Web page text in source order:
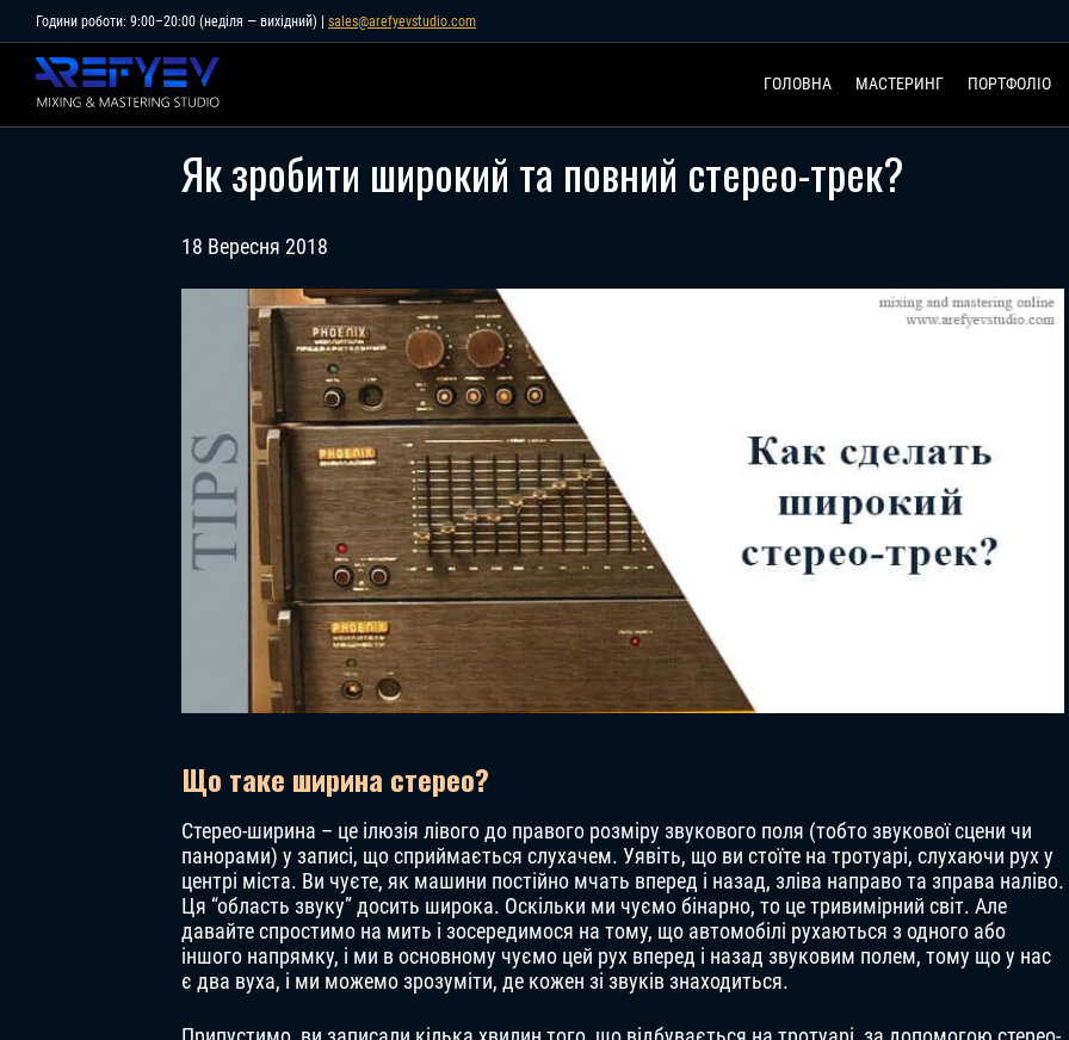
to
content
Години роботи: 9:00–20:00 (неділя — вихідний) | sales@arefyevstudio.com
ГОЛОВНА МАСТЕРИНГ ПОРТФОЛІО
Як зробити широкий та повний стерео-трек?
18 Вересня 2018
Що таке ширина стерео?
Стерео-ширина – це ілюзія лівого до правого розміру звукового поля (тобто звукової сцени чи
панорами) у записі, що сприймається слухачем. Уявіть, що ви стоїте на тротуарі, слухаючи рух у
центрі міста. Ви чуєте, як машини постійно мчать вперед і назад, зліва направо та зправа наліво.
Ця “область звуку” досить широка. Оскільки ми чуємо бінарно, то це тривимірний світ. Але
давайте спростимо на мить і зосередимося на тому, що автомобілі рухаються з одного або
іншого напрямку, і ми в основному чуємо цей рух вперед і назад звуковим полем, тому що у нас
є два вуха, і ми можемо зрозуміти, де кожен зі звуків знаходиться.